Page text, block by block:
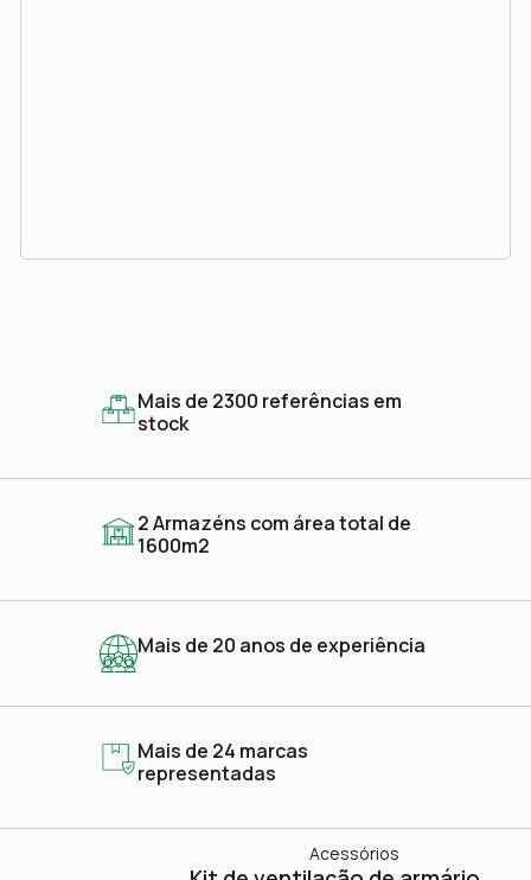
Mais de 2300 referências em
stock
2 Armazéns com área total de
1600m2
Mais de 20 anos de experiência
Mais de 24 marcas
representadas
Acessórios